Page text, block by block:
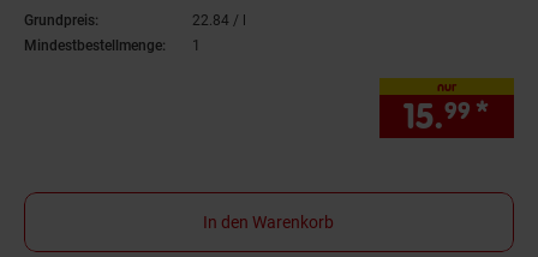
Grundpreis: 22.84 / l
Mindestbestellmenge:
1
nur
15.99 *
In den Warenkorb